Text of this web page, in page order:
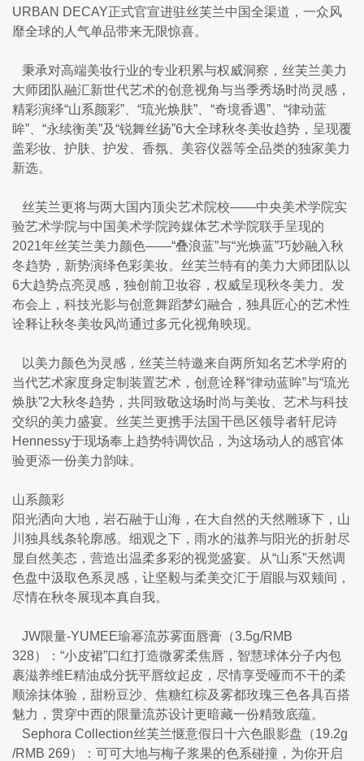
URBAN DECAY正式官宣进驻丝芙兰中国全渠道，一众风
靡全球的人气单品带来无限惊喜。
   秉承对高端美妆行业的专业积累与权威洞察，丝芙兰美力
大师团队融汇新世代艺术的创意视角与当季秀场时尚灵感，
精彩演绎“山系颜彩”、“琉光焕肤”、“奇境香遇”、“律动蓝
眸”、“永续衡美”及“锐舞丝扬”6大全球秋冬美妆趋势，呈现覆
盖彩妆、护肤、护发、香氛、美容仪器等全品类的独家美力
新选。
   丝芙兰更将与两大国内顶尖艺术院校——中央美术学院实
验艺术学院与中国美术学院跨媒体艺术学院联手呈现的
2021年丝芙兰美力颜色——“叠浪蓝”与“光焕蓝”巧妙融入秋
冬趋势，新势演绎色彩美妆。丝芙兰特有的美力大师团队以
6大趋势点亮灵感，独创前卫妆容，权威呈现秋冬美力。发
布会上，科技光影与创意舞蹈梦幻融合，独具匠心的艺术性
诠释让秋冬美妆风尚通过多元化视角映现。
   以美力颜色为灵感，丝芙兰特邀来自两所知名艺术学府的
当代艺术家度身定制装置艺术，创意诠释“律动蓝眸”与“琉光
焕肤”2大秋冬趋势，共同致敬这场时尚与美妆、艺术与科技
交织的美力盛宴。丝芙兰更携手法国干邑区领导者轩尼诗
Hennessy于现场奉上趋势特调饮品，为这场动人的感官体
验更添一份美力韵味。
山系颜彩
阳光洒向大地，岩石融于山海，在大自然的天然雕琢下，山
川独具线条轮廓感。细观之下，雨水的滋养与阳光的折射尽
显自然美态，营造出温柔多彩的视觉盛宴。从“山系”天然调
色盘中汲取色系灵感，让坚毅与柔美交汇于眉眼与双颊间，
尽情在秋冬展现本真自我。
   JW限量-YUMEE瑜幂流苏雾面唇膏（3.5g/RMB
328）：“小皮裙”口红打造微雾柔焦唇，智慧球体分子内包
裹滋养维E精油成分抚平唇纹起皮，尽情享受哑而不干的柔
顺涂抹体验，甜粉豆沙、焦糖红棕及雾都玫瑰三色各具百搭
魅力，贯穿中西的限量流苏设计更暗藏一份精致底蕴。
   Sephora Collection丝芙兰惬意假日十六色眼影盘（19.2g
/RMB 269）：可可大地与梅子浆果的色系碰撞，为你开启